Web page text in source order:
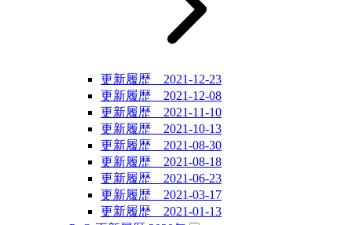
更新履歴 2021-12-23
更新履歴 2021-12-08
更新履歴 2021-11-10
更新履歴 2021-10-13
更新履歴 2021-08-30
更新履歴 2021-08-18
更新履歴 2021-06-23
更新履歴 2021-03-17
更新履歴 2021-01-13